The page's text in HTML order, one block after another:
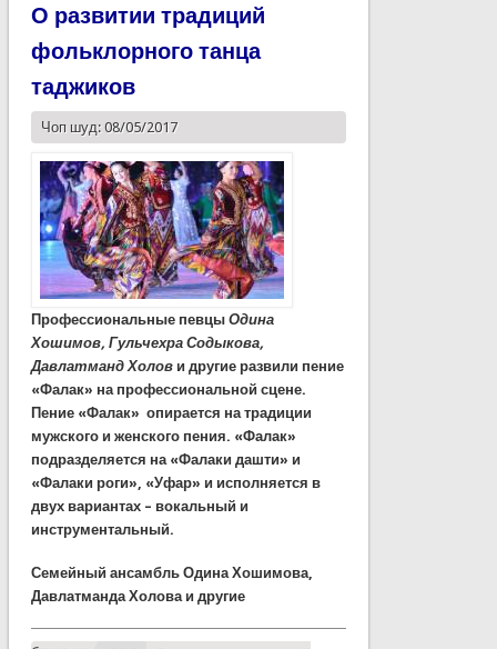
О развитии традиций
фольклорного танца
таджиков
Чоп шуд: 08/05/2017
Профессиональные певцы Одина
Хошимов, Гульчехра Содыкова,
Давлатманд Холови другие развили пение
«Фалак» на профессиональной сцене.
Пение «Фалак» опирается на традиции
мужского и женского пения. «Фалак»
подразделяется на «Фалаки дашти» и
«Фалаки роги», «Уфар» и исполняется в
двух вариантах – вокальный и
инструментальный.
Семейный ансамбль Одина Хошимова,
Давлатманда Холова и другие